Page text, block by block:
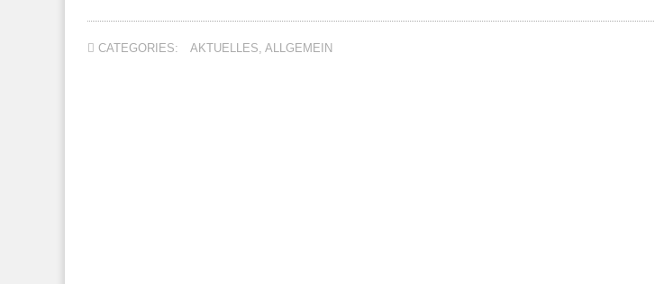
CATEGORIES: AKTUELLES, ALLGEMEIN